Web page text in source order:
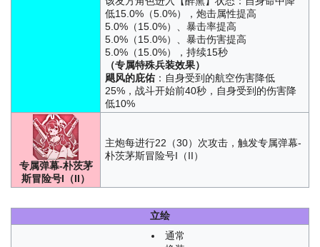
低15.0%（5.0%），炮击属性提高
5.0%（15.0%）、暴击率提高
5.0%（15.0%）、暴击伤害提高
5.0%（15.0%），持续15秒
（专属特殊兵装效果）
飓风的庇佑：自身受到的航空伤害降低
25%，战斗开始前40秒，自身受到的伤害降
低10%
专属弹幕-朴茨茅
斯冒险号I（II）
主炮每进行22（30）次攻击，触发专属弹幕-
朴茨茅斯冒险号I（II）
立绘
通常